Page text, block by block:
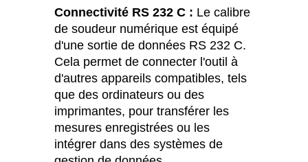
Connectivité RS 232 C : Le calibre
de soudeur numérique est équipé
d'une sortie de données RS 232 C.
Cela permet de connecter l'outil à
d'autres appareils compatibles, tels
que des ordinateurs ou des
imprimantes, pour transférer les
mesures enregistrées ou les
intégrer dans des systèmes de